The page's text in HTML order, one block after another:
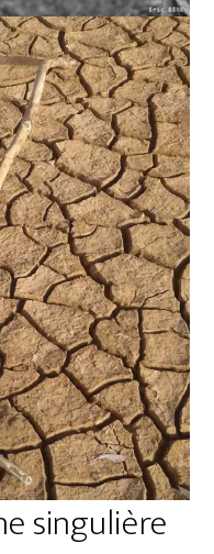
singulière